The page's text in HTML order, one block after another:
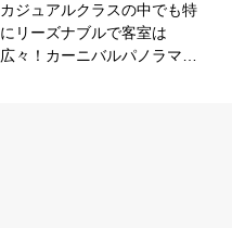
カジュアルクラスの中でも特
にリーズナブルで客室は
広々！カーニバルパノラマ…